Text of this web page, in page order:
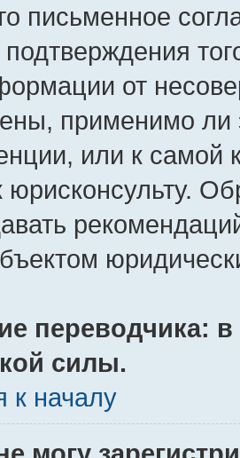
письменное
подтверждения
от
применимо ли
или к самой
переводчика:
силы.
к началу